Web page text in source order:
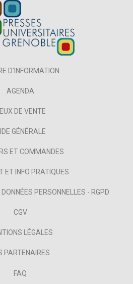
D'INFORMATION
AGENDA
DE VENTE
GÉNÉRALE
ET COMMANDES
ET INFO PRATIQUES
PERSONNELLES - RGPD
CGV
LÉGALES
PARTENAIRES
FAQ